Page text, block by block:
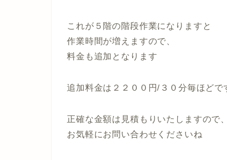
これが５階の階段作業になりますと
作業時間が増えますので、
料金も追加となります
追加料金は２２００円/３０分毎ほどで
正確な金額は見積もりいたしますので
お気軽にお問い合わせくださいね